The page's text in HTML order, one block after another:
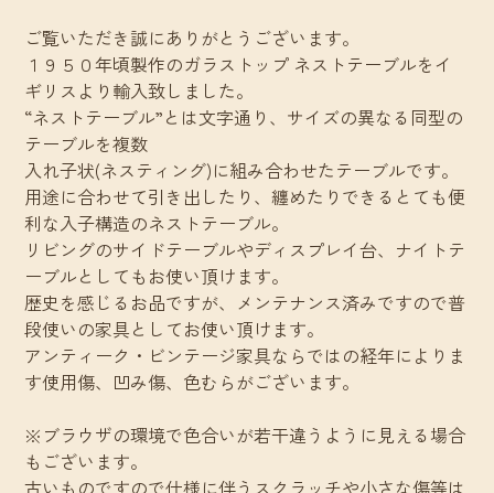
ご覧いただき誠にありがとうございます。
１９５０年頃製作のガラストップ ネストテーブルをイ
ギリスより輸入致しました。
“ネストテーブル”とは文字通り、サイズの異なる同型の
テーブルを複数
入れ子状(ネスティング)に組み合わせたテーブルです。
用途に合わせて引き出したり、纏めたりできるとても便
利な入子構造のネストテーブル。
リビングのサイドテーブルやディスプレイ台、ナイトテ
ーブルとしてもお使い頂けます。
歴史を感じるお品ですが、メンテナンス済みですので普
段使いの家具としてお使い頂けます。
アンティーク・ビンテージ家具ならではの経年によりま
す使用傷、凹み傷、色むらがございます。
※ブラウザの環境で色合いが若干違うように見える場合
もございます。
古いものですので仕様に伴うスクラッチや小さな傷等は